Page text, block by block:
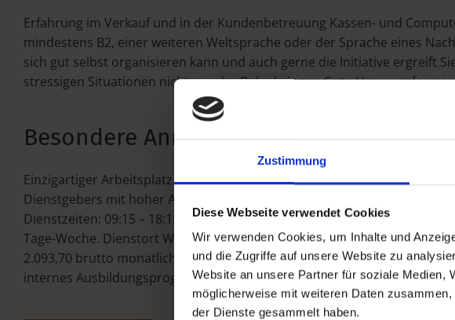
Zustimmung
Diese Webseite verwendet Cookies
Wir verwenden Cookies, um Inhalte und
und die Zugriffe auf unsere Website zu
Website an unsere Partner für soziale Medien,
möglicherweise mit weiteren Daten
der Dienste gesammelt haben.
Erfahrung im Verkauf und in der Kundenbetreuung Kassen- und
mindestens B2, einer weiteren Weltsprache oder der Sprache eines
sich gut selbst organisieren kann und auch gerne die Initiative ergreift
stressigen Situationen nicht aus der Ruhe bringen Gute
Besondere Anmerkungen
Einzigartiger Arbeitsplatz inmitten des Weltkulturerbes. Attraktive
Dienstgebers mit hoher Arbeitsplatzsicherheit. Vertragsbeginn: OKT/
Dienstzeiten: 09:15 – 18:15. Überstunden für etwa Eventbetreuung,
Tage-Woche. Dienstort Wien. Gehalt laut Kollektivvertrag KHM,
2.093,70 brutto monatlich (bei 36 WSTD, 14 x pro Jahr). ECHOCAST
internes Ausbildungsprogramm.